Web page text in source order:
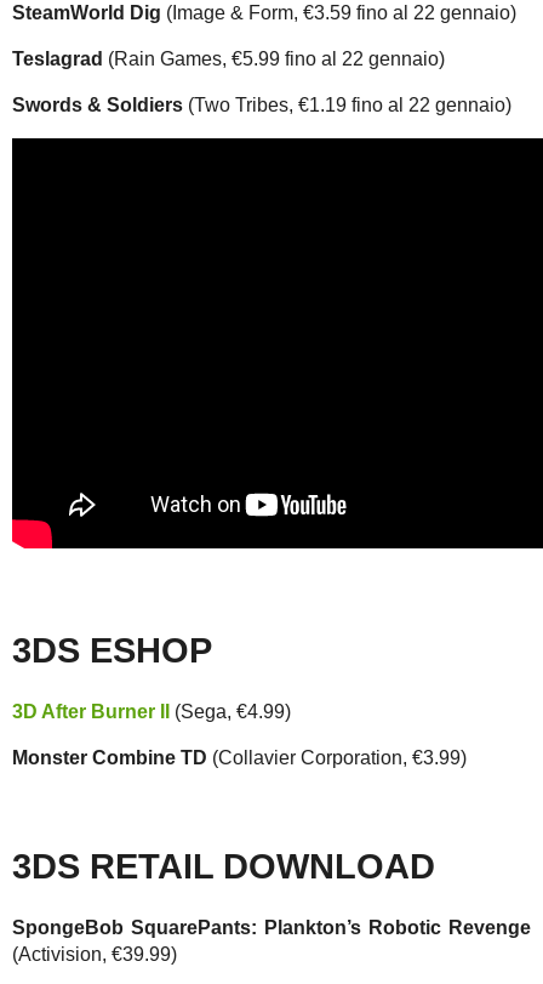
SteamWorld Dig (Image & Form, €3.59 fino al 22 gennaio)
Teslagrad (Rain Games, €5.99 fino al 22 gennaio)
Swords & Soldiers (Two Tribes, €1.19 fino al 22 gennaio)
3DS ESHOP
3D After Burner II (Sega, €4.99)
Monster Combine TD (Collavier Corporation, €3.99)
3DS RETAIL DOWNLOAD
SpongeBob SquarePants: Plankton’s Robotic Revenge
(Activision, €39.99)